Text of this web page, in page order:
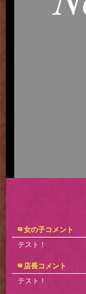
女の子コメント
テスト！
店長コメント
テスト！